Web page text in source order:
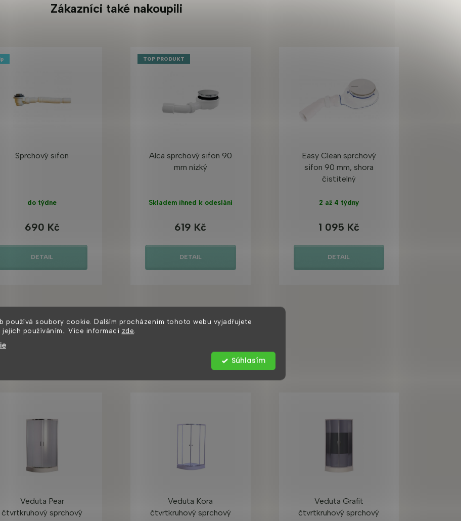
používá soubory cookie. Dalším procházením tohoto webu vyjadřujete
jejich používáním.. Více informací zde.
Súhlasím
Zákazníci také nakoupili
Sprchový sifon
do týdne
690 Kč
DETAIL
TOP PRODUKT
Alca sprchový sifon 90
mm nízký
Skladem ihned k odeslání
619 Kč
DETAIL
Easy Clean sprchový
sifon 90 mm, shora
čistitelný
2 až 4 týdny
1 095 Kč
DETAIL
Veduta Pear
čtvrtkruhový sprchový
Veduta Kora
čtvrtkruhový sprchový
Veduta Grafit
čtvrtkruhový sprchový